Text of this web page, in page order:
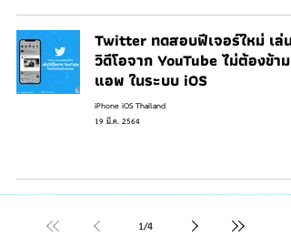
Twitter ทดสอบฟีเจอร์ใหม่ เล่น
วิดีโอจาก YouTube ไม่ต้องข้าม
แอพ ในระบบ iOS
iPhone iOS Thailand
19 มี.ค. 2564
1/4